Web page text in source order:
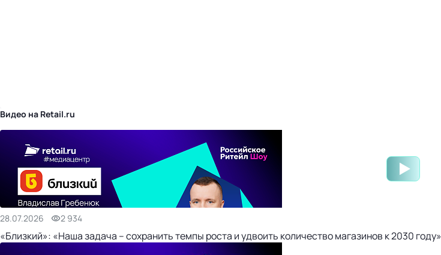
Видео на Retail.ru
28.07.2026 2 934
«Близкий»: «Наша задача – сохранить темпы роста и удвоить количество магазинов к 2030 году»